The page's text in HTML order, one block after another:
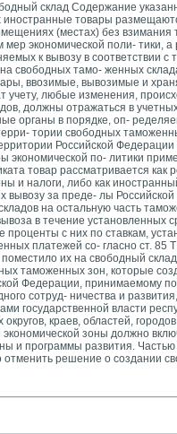
склад Содержание
товары
(местах) без
экономической поли- тики,
к вывозу в соответствии
свободных тамо- женных
ввозимые, вывозимые и
учету, любые изменения,
должны отражаться в
органы в порядке, оп-
тории свободных
Российской
по- литики
товар рассматривается как
и налоги, либо как
вывозу за преде- лы
на остальную часть
в течение
проценты с них по ставкам,
платежей со- гласно ст. 85
их на свободный
таможенных зон, которые
Федерации, принимаемому
сотруд- ничества и
государственной власти
краев, областей,
зоны должно
и программы развития. Частью
решение о создании